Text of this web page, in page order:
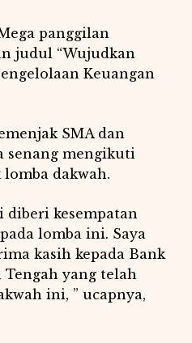
panggilan
judul “Wujudkan
Keuangan
SMA dan
senang mengikuti
dakwah.
diberi kesempatan
lomba ini. Saya
kasih kepada Bank
yang telah
ini, ” ucapnya,